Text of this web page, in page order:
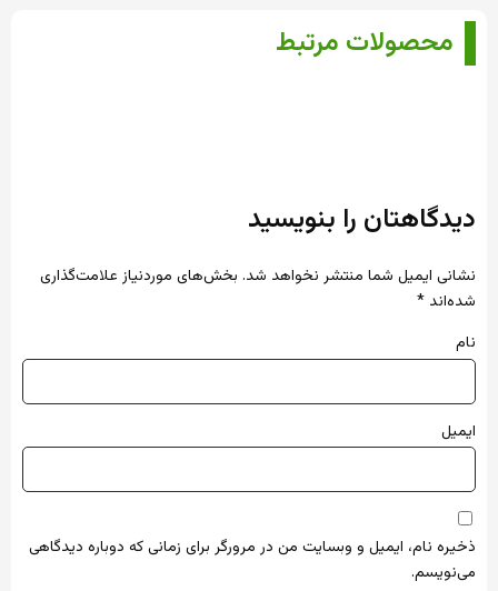
محصولات مرتبط
دیدگاهتان را بنویسید
نشانی ایمیل شما منتشر نخواهد شد. بخش‌های موردنیاز علامت‌گذاری
شده‌اند *
نام
ایمیل
ذخیره نام، ایمیل و وبسایت من در مرورگر برای زمانی که دوباره دیدگاهی
می‌نویسم.